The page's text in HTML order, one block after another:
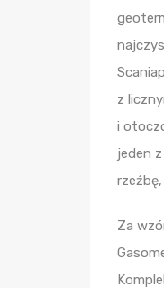
z
i
jeden
Za